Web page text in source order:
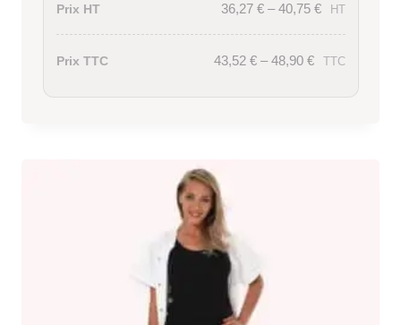
Prix HT 36,27 €–40,75 € HT
Prix TTC 43,52 €–48,90 € TTC